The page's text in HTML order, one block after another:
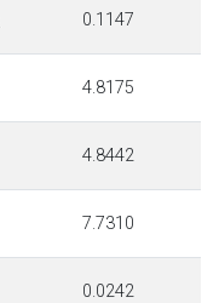
0.1147
4.8175
4.8442
7.7310
0.0242